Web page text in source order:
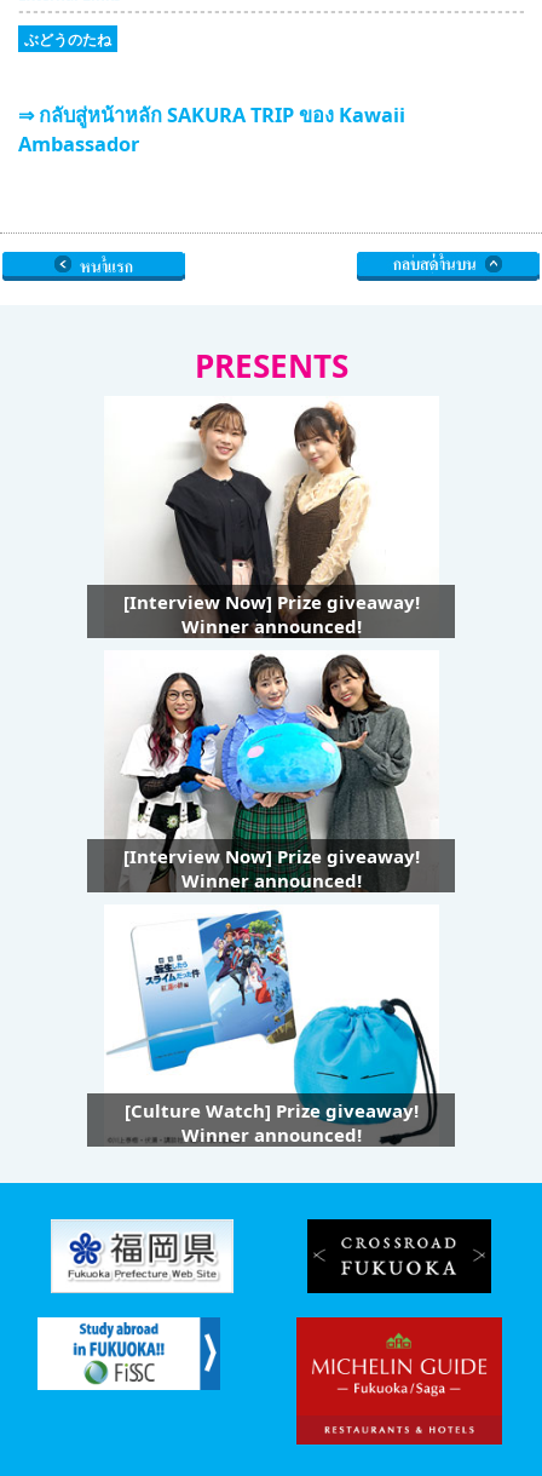
ぶどうのたね
⇒ กลับสู่หน้าหลัก SAKURA TRIP ของ Kawaii
Ambassador
PRESENTS
[Interview Now] Prize giveaway!
Winner announced!
[Interview Now] Prize giveaway!
Winner announced!
[Culture Watch] Prize giveaway!
Winner announced!